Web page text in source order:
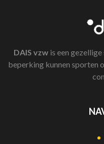
DAIS vzw is een
beperking kunnen sporten